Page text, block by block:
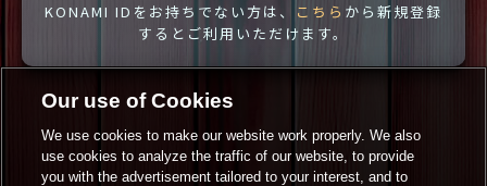
KONAMI IDをお持ちでない方は、 こちら から新規登録
するとご利用いただけます。
Our use of Cookies
We use cookies to make our website work properly. We also
use cookies to analyze the traffic of our website, to provide
you with the advertisement tailored to your interest, and to